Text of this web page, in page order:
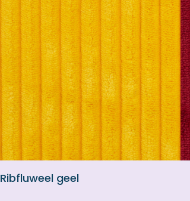
Ribfluweel geel